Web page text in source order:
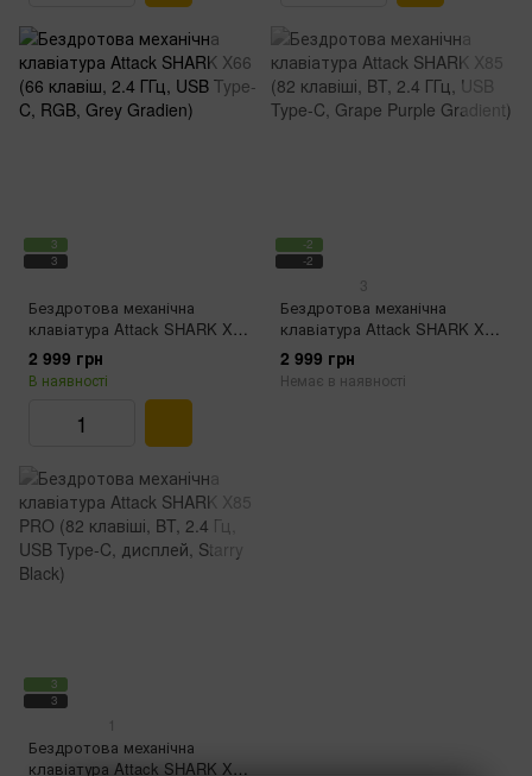
3
3
Бездротова механічна
клавіатура Attack SHARK X66
(66 клавіш, 2.4 ГГц‌, USB Type-
C, RGB, Grey Gradien)
2 999 грн
В наявності
-2
-2
3
Бездротова механічна
клавіатура Attack SHARK X85
(82 клавіші, BT, 2.4 ГГц, USB
Type-C,‌ Grape Purple Gradient)
2 999 грн
Немає в наявності
3
3
1
Бездротова механічна
клавіатура Attack SHARK X85